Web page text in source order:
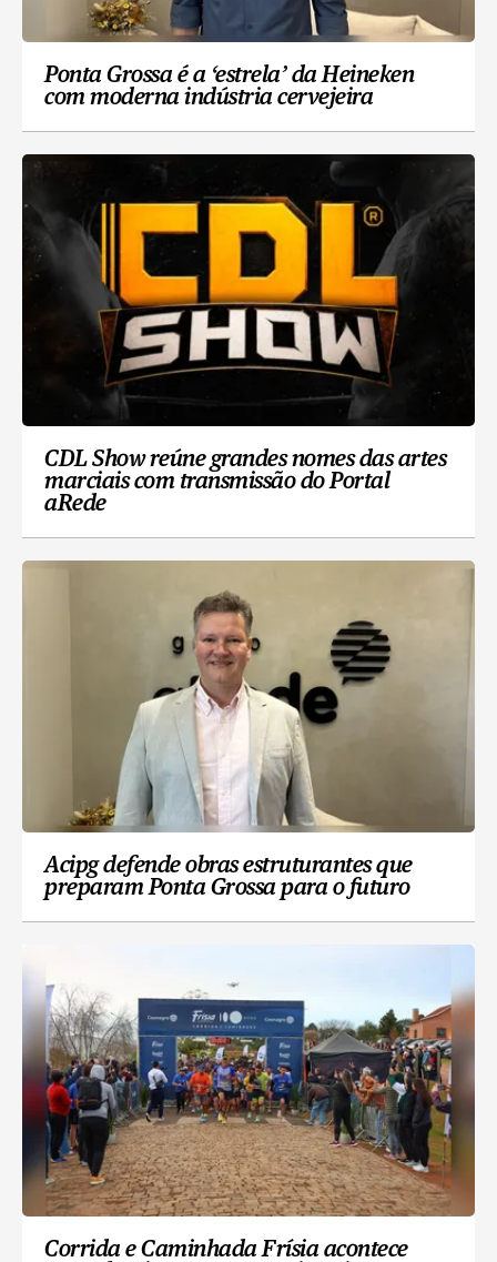
Ponta Grossa é a ‘estrela’ da Heineken
com moderna indústria cervejeira
CDL Show reúne grandes nomes das artes
marciais com transmissão do Portal
aRede
Acipg defende obras estruturantes que
preparam Ponta Grossa para o futuro
Corrida e Caminhada Frísia acontece